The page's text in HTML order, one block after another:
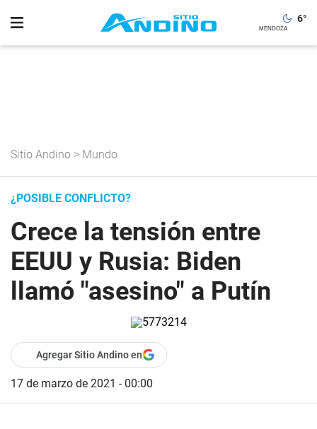
6°
Sitio Andino > Mundo
¿POSIBLE CONFLICTO?
Crece la tensión entre
EEUU y Rusia: Biden
llamó "asesino" a Putín
Agregar Sitio Andino en
17 de marzo de 2021 - 00:00